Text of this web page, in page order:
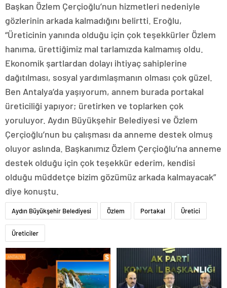
Başkan Özlem Çerçioğlu’nun hizmetleri nedeniyle
gözlerinin arkada kalmadığını belirtti. Eroğlu,
“Üreticinin yanında olduğu için çok teşekkürler Özlem
hanıma, ürettiğimiz mal tarlamızda kalmamış oldu.
Ekonomik şartlardan dolayı ihtiyaç sahiplerine
dağıtılması, sosyal yardımlaşmanın olması çok güzel.
Ben Antalya’da yaşıyorum, annem burada portakal
üreticiliği yapıyor; üretirken ve toplarken çok
yoruluyor. Aydın Büyükşehir Belediyesi ve Özlem
Çerçioğlu’nun bu çalışması da anneme destek olmuş
oluyor aslında. Başkanımız Özlem Çerçioğlu’na anneme
destek olduğu için çok teşekkür ederim, kendisi
olduğu müddetçe bizim gözümüz arkada kalmayacak”
diye konuştu.
Aydın Büyükşehir Belediyesi Özlem Portakal Üretici
Üreticiler